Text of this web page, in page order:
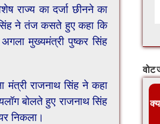
राज्य का दर्जा छीनने का
सिंह ने तंज कसते हुए कहा कि
मुख्यमंत्री पुष्कर सिंह
मंत्री राजनाथ सिंह ने कहा
बोलते हुए राजनाथ सिंह
निकला।
वोट